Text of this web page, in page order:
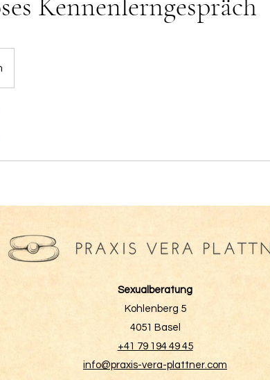
Sexualberatung
Kohlenberg 5
4051 Basel
+41 79 194 49 45
info@praxis-vera-plattner.com